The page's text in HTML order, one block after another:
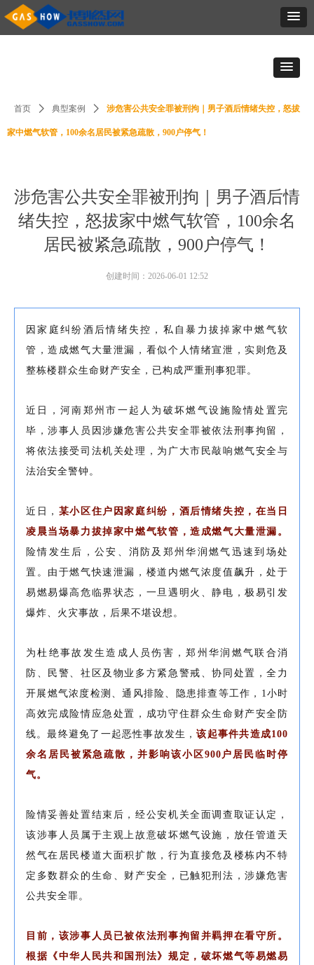
首页 ꄲ 典型案例 ꄲ 涉危害公共安全罪被刑拘｜男子酒后情绪失控，怒拔
家中燃气软管，100余名居民被紧急疏散，900户停气！
涉危害公共安全罪被刑拘｜男子酒后情
绪失控，怒拔家中燃气软管，100余名
居民被紧急疏散，900户停气！
创建时间： 2026-06-01 12:52
因家庭纠纷酒后情绪失控，私自暴力拔掉家中燃气软
管，造成燃气大量泄漏，看似个人情绪宣泄，实则危及
整栋楼群众生命财产安全，已构成严重刑事犯罪。
近日，河南郑州市一起人为破坏燃气设施险情处置完
毕，涉事人员因涉嫌危害公共安全罪被依法刑事拘留，
将依法接受司法机关处理，为广大市民敲响燃气安全与
法治安全警钟。
近日， 某小区住户因家庭纠纷，酒后情绪失控，在当日
凌晨当场暴力拔掉家中燃气软管，造成燃气大量泄漏。
险情发生后，公安、消防及郑州华润燃气迅速到场处
置。由于燃气快速泄漏，楼道内燃气浓度值飙升，处于
易燃易爆高危临界状态，一旦遇明火、静电，极易引发
爆炸、火灾事故，后果不堪设想。
为杜绝事故发生造成人员伤害，郑州华润燃气联合消
防、民警、社区及物业多方紧急警戒、协同处置，全力
开展燃气浓度检测、通风排险、隐患排查等工作，1小时
高效完成险情应急处置，成功守住群众生命财产安全防
线。最终避免了一起恶性事故发生，该起事件共造成100
余名居民被紧急疏散，并影响该小区900户居民临时停
气。
险情妥善处置结束后，经公安机关全面调查取证认定，
该涉事人员属于主观上故意破坏燃气设施，放任管道天
然气在居民楼道大面积扩散，行为直接危及楼栋内不特
定多数群众的生命、财产安全，已触犯刑法，涉嫌危害
公共安全罪。
目前，该涉事人员已被依法刑事拘留并羁押在看守所。
根据《中华人民共和国刑法》规定，破坏燃气等易燃易